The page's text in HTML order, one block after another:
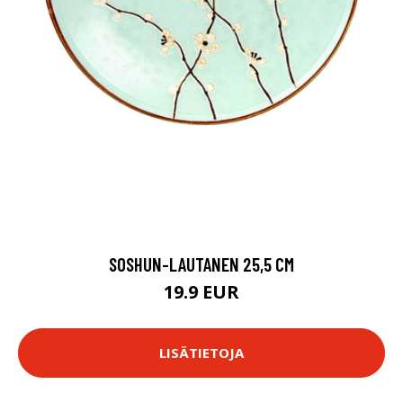
SOSHUN-LAUTANEN 25,5 CM
19.9 EUR
LISÄTIETOJA